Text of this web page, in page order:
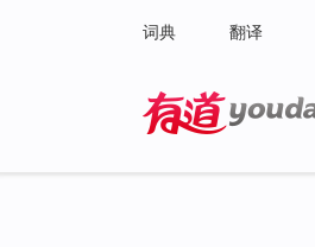
词典 翻译